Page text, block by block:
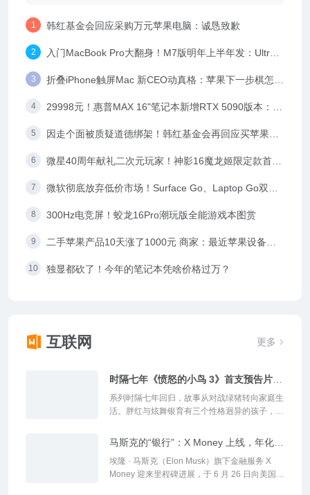
韩红基金会回应采购万元苹果电脑：诚恳致歉
入门MacBook Pro大翻身！M7版明年上半年发：Ultra
同款设计
折叠iPhone触屏Mac 新CEO动真格：苹果下一步棋怎么
走
29998元！惠普MAX 16"笔记本新增RTX 5090版本：双
16GB内存+1TB SSD
因走个面被质疑道德绑架！韩红基金会再回应买苹果万
元电脑、相机等：始终严守底线
微星40周年献礼二次元玩家！神影16魔龙姬限定款首发
预约
微软彻底放弃低价市场！Surface Go、Laptop Go双双
被砍
300Hz电竞屏！蛟龙16Pro潮玩版全能游戏本图赏
二手苹果产品10天涨了1000元 商家：最近苹果设备都
涨疯了
独显都砍了！今年的笔记本凭啥价格过万？
互联网 更多
时隔七年《愤怒的小鸟 3》首支预告片发
布：胖红升级全职奶爸面对育儿挑战，
12 月 23 日北美上映
系列时隔七年回归，故事从对战绿猪转向家庭生
活。胖红与炫舞银育有三个性格迥异的孩子，面
星及网红。影片已定档 2026 年 12 月 23 日北
美上映。#愤怒的小鸟 3# #动画电影#...
马斯克的“银行”：X Money 上线，年化收
益 6%、消费返现 3%
埃隆 · 马斯克（Elon Musk）旗下金融服务 X
Money 迎来里程碑进展，于 6 月 26 日向美国境